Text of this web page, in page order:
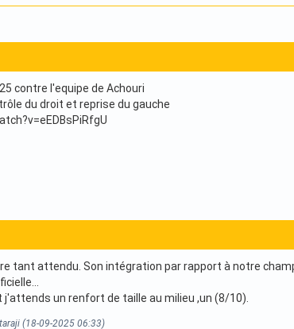
contre l'equipe de Achouri
du droit et reprise du gauche
tant attendu. Son intégration par rapport à notre
un renfort de taille au milieu ,un (8/10).
(18-09-2025 06:33)